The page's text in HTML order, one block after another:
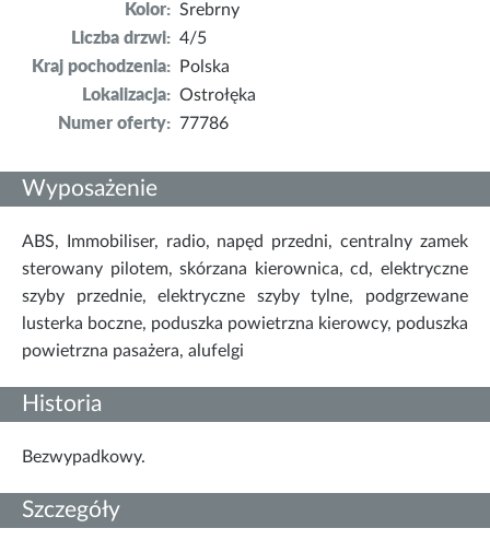
Kolor: Srebrny
Liczba drzwi: 4/5
Kraj pochodzenia:
Polska
Lokalizacja: Ostrołęka
Numer oferty: 77786
Wyposażenie
ABS, Immobiliser, radio, napęd przedni, centralny zamek
sterowany pilotem, skórzana kierownica, cd, elektryczne
szyby przednie, elektryczne szyby tylne, podgrzewane
lusterka boczne, poduszka powietrzna kierowcy, poduszka
powietrzna pasażera, alufelgi
Historia
Bezwypadkowy.
Szczegóły